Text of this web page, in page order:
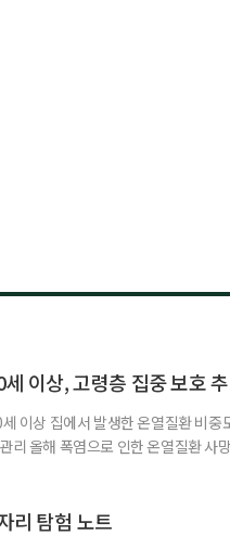
이상, 고령층 집중 보호
이상 집에서 발생한 온열질환 비중
리 올해 폭염으로 인한 온열질환 사
300명(12.3%)으로 집계됐다. 연령
리 탐험 노트